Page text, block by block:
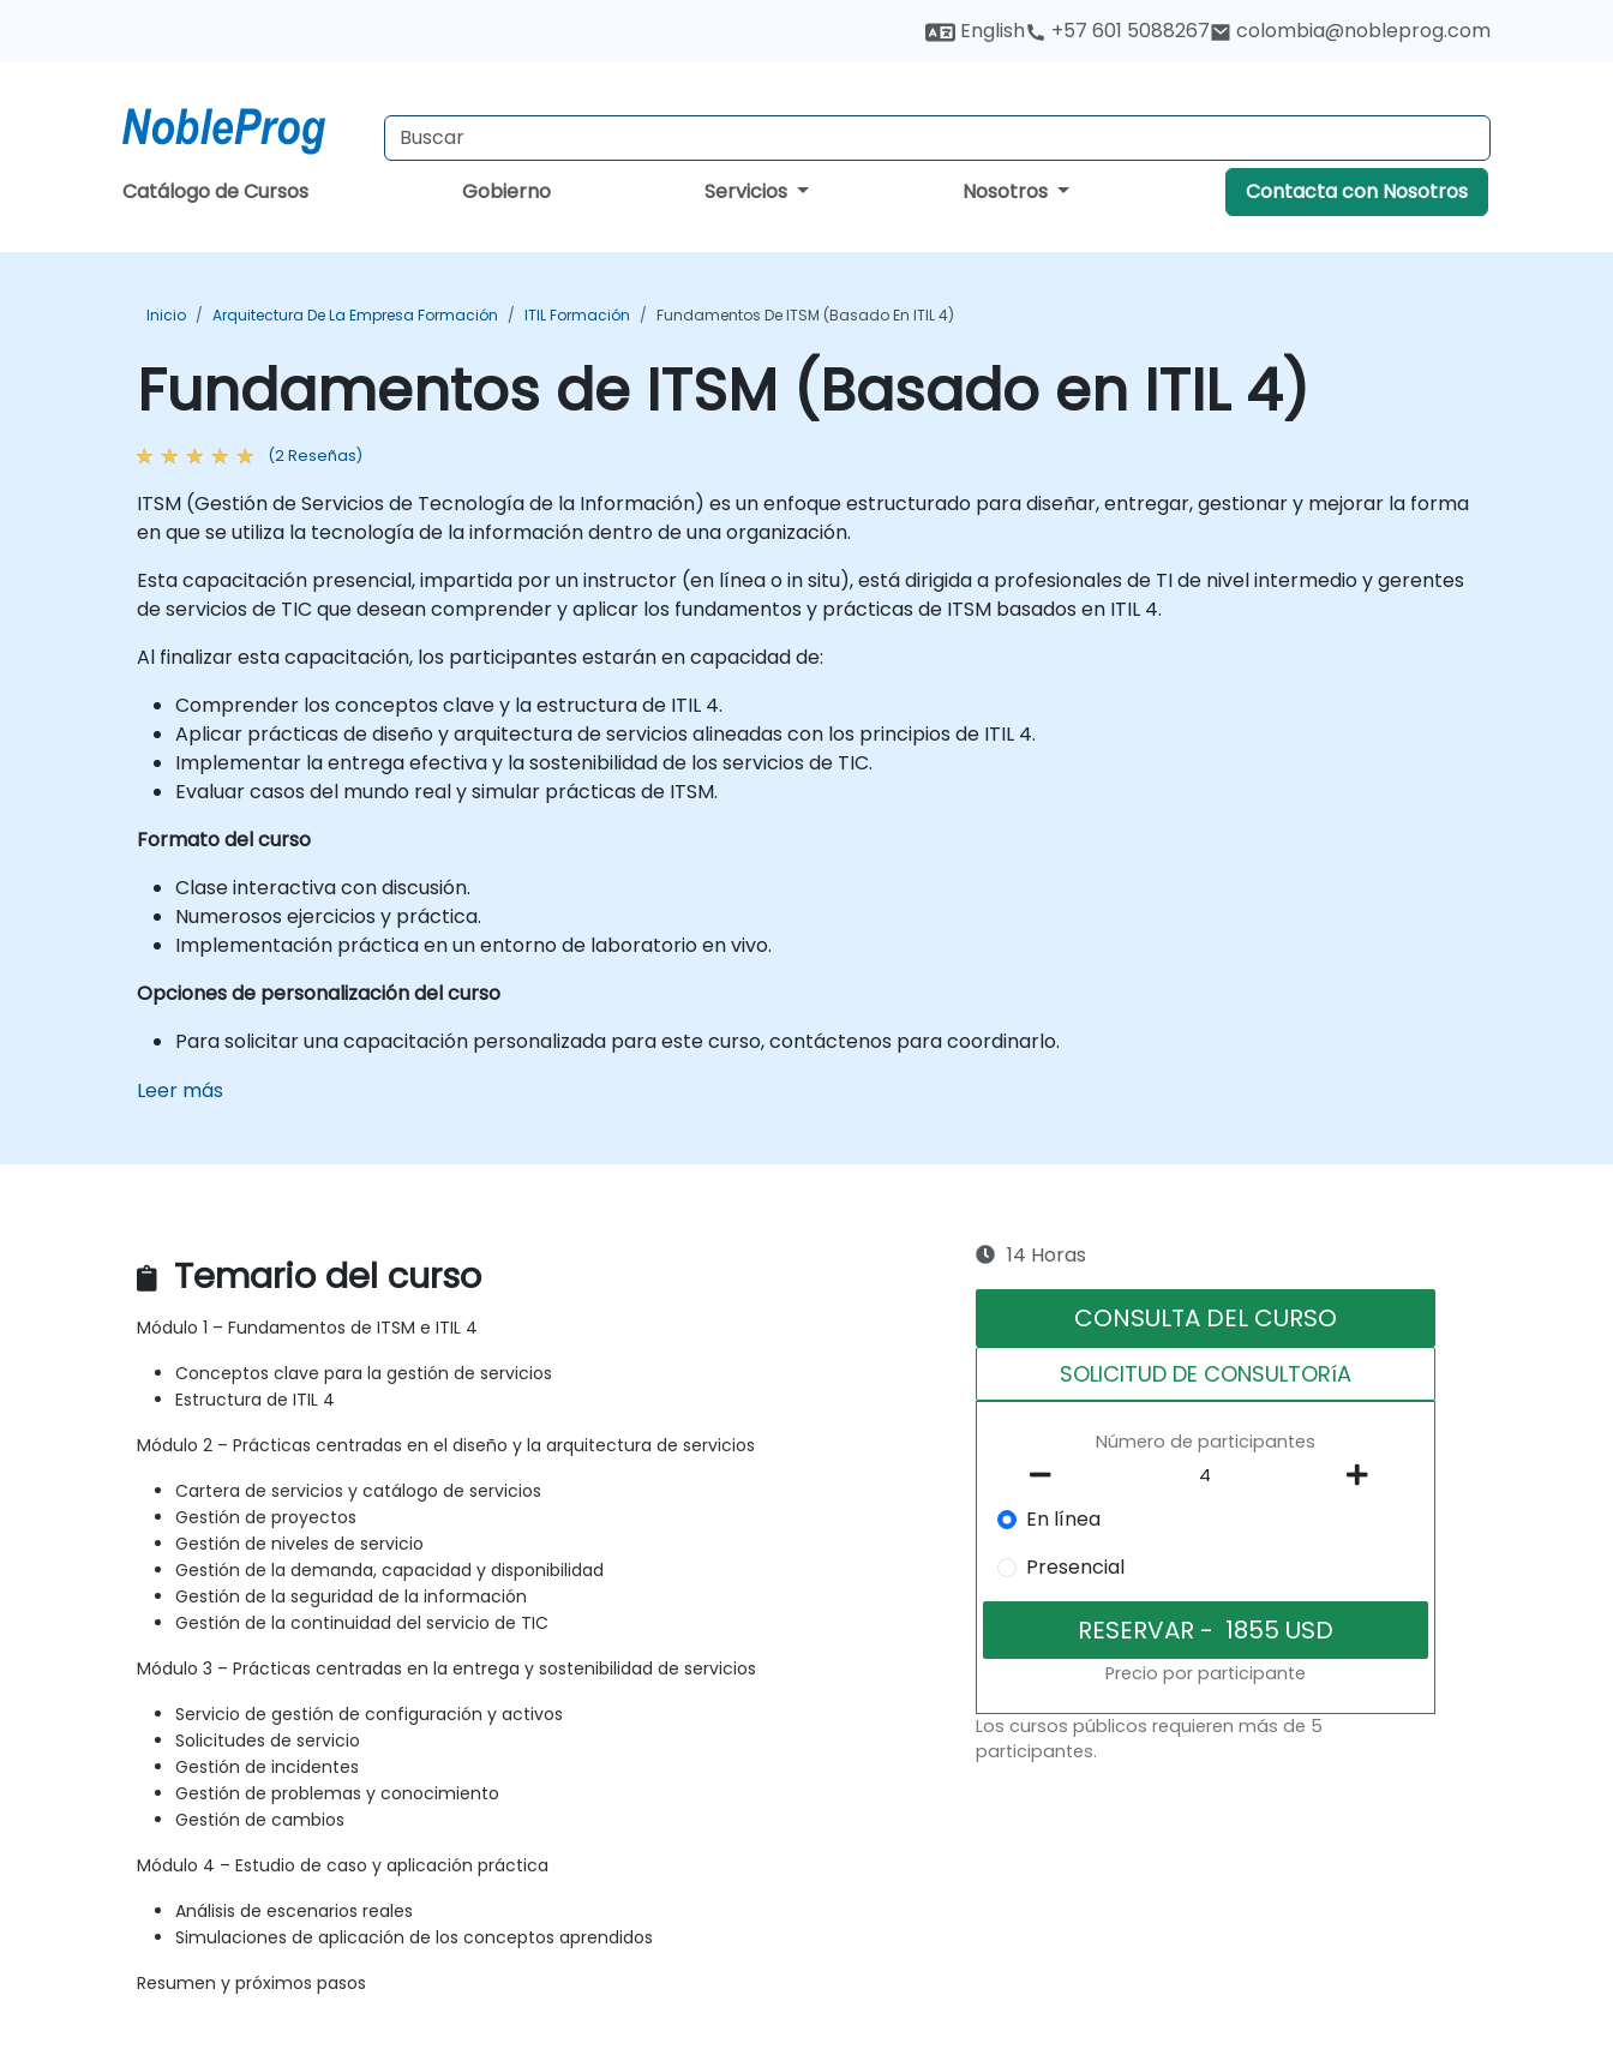
English +57 601 5088267 colombia@nobleprog.com
Catálogo de Cursos Gobierno Servicios Nosotros Contacta con Nosotros
Inicio Arquitectura De La Empresa Formación ITIL Formación Fundamentos De ITSM (Basado En ITIL 4)
Fundamentos de ITSM (Basado en ITIL 4)
(2 Reseñas)
ITSM (Gestión de Servicios de Tecnología de la Información) es un enfoque estructurado para diseñar, entregar, gestionar y mejorar la forma
en que se utiliza la tecnología de la información dentro de una organización.
Esta capacitación presencial, impartida por un instructor (en línea o in situ), está dirigida a profesionales de TI de nivel intermedio y gerentes
de servicios de TIC que desean comprender y aplicar los fundamentos y prácticas de ITSM basados en ITIL 4.
Al finalizar esta capacitación, los participantes estarán en capacidad de:
Comprender los conceptos clave y la estructura de ITIL 4.
Aplicar prácticas de diseño y arquitectura de servicios alineadas con los principios de ITIL 4.
Implementar la entrega efectiva y la sostenibilidad de los servicios de TIC.
Evaluar casos del mundo real y simular prácticas de ITSM.
Formato del curso
Clase interactiva con discusión.
Numerosos ejercicios y práctica.
Implementación práctica en un entorno de laboratorio en vivo.
Opciones de personalización del curso
Para solicitar una capacitación personalizada para este curso, contáctenos para coordinarlo.
Leer más
Temario del curso
Módulo 1 – Fundamentos de ITSM e ITIL 4
Conceptos clave para la gestión de servicios
Estructura de ITIL 4
Módulo 2 – Prácticas centradas en el diseño y la arquitectura de servicios
Cartera de servicios y catálogo de servicios
Gestión de proyectos
Gestión de niveles de servicio
Gestión de la demanda, capacidad y disponibilidad
Gestión de la seguridad de la información
Gestión de la continuidad del servicio de TIC
Módulo 3 – Prácticas centradas en la entrega y sostenibilidad de servicios
Servicio de gestión de configuración y activos
Solicitudes de servicio
Gestión de incidentes
Gestión de problemas y conocimiento
Gestión de cambios
Módulo 4 – Estudio de caso y aplicación práctica
Análisis de escenarios reales
Simulaciones de aplicación de los conceptos aprendidos
Resumen y próximos pasos
14 Horas
CONSULTA DEL CURSO
SOLICITUD DE CONSULTORíA
Número de participantes
En línea
Presencial
Precio por participante
Los cursos públicos requieren más de 5
participantes.